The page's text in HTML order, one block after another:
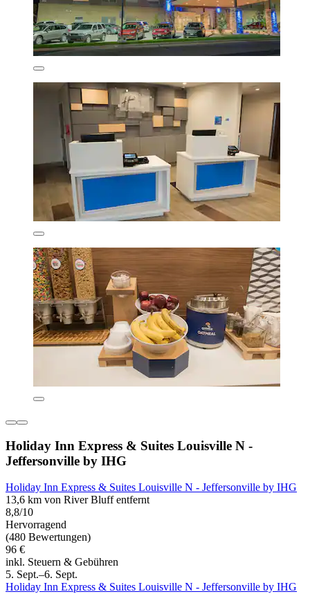
Holiday Inn Express & Suites Louisville N -
Jeffersonville by IHG
Holiday Inn Express & Suites Louisville N - Jeffersonville by IHG
13,6 km von River Bluff entfernt
8,8/10
Hervorragend
(480 Bewertungen)
96 €
inkl. Steuern & Gebühren
5. Sept.–6. Sept.
Holiday Inn Express & Suites Louisville N - Jeffersonville by IHG